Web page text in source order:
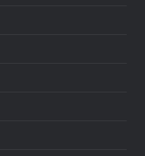
স্বাস্থ্যবিধিতে উদাসীনতা